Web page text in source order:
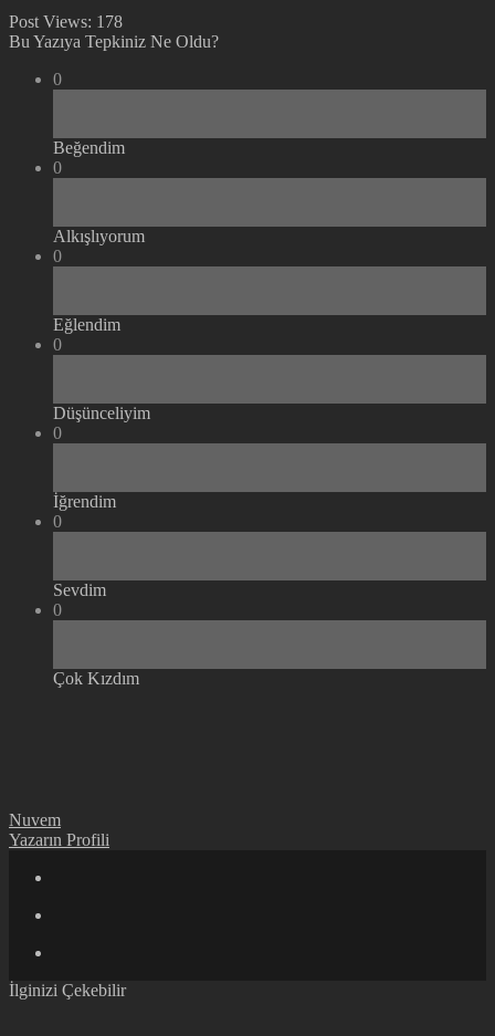
Post Views: 178
Bu Yazıya Tepkiniz Ne Oldu?
0
Beğendim
0
Alkışlıyorum
0
Eğlendim
0
Düşünceliyim
0
İğrendim
0
Sevdim
0
Çok Kızdım
Nuvem
Yazarın Profili
İlginizi Çekebilir